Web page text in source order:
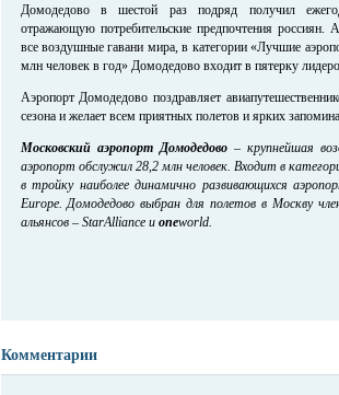
Домодедово в шестой раз подряд получил
отражающую потребительские предпочтения
все воздушные гавани мира, в категории «Лучшие
млн человек в год» Домодедово входит в пятерку
Аэропорт Домодедово поздравляет
сезона и желает всем приятных полетов и ярких
Московский аэропорт Домодедово– крупнейшая
аэропорт обслужил 28,2 млн человек. Входит в
в тройку наиболее динамично развивающихся
Europe. Домодедово выбран для полетов в Москву
альянсов – StarAlliance и oneworld.
Комментарии